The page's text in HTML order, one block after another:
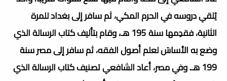
يُلقي دروسه في الحرم المكي، ثم سافر إلى بغداد للمرة
الثانية، فقدِمها سنة 195 هـ، وقام بتأليف كتاب الرسالة الذي
وضع به الأساسَ لعلم أصول الفقه، ثم سافر إلى مصر سنة
199 هـ. وفي مصر، أعاد الشافعي تصنيف كتاب الرسالة الذي